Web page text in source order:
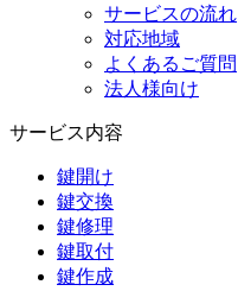
サービスの流れ
対応地域
よくあるご質問
法人様向け
サービス内容
鍵開け
鍵交換
鍵修理
鍵取付
鍵作成